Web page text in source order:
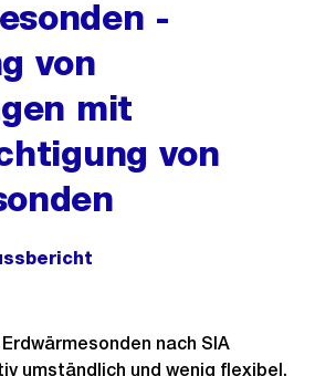
-
von
mit
von
nach SIA
umständlich und wenig flexibel.